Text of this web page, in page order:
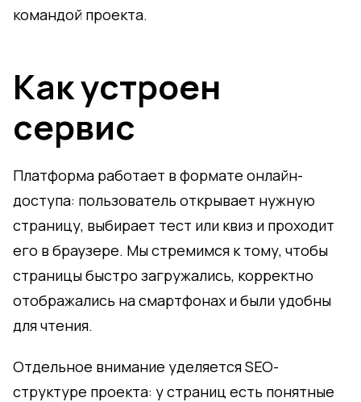
командой проекта.
Как устроен
сервис
Платформа работает в формате онлайн-
доступа: пользователь открывает нужную
страницу, выбирает тест или квиз и проходит
его в браузере. Мы стремимся к тому, чтобы
страницы быстро загружались, корректно
отображались на смартфонах и были удобны
для чтения.
Отдельное внимание уделяется SEO-
структуре проекта: у страниц есть понятные